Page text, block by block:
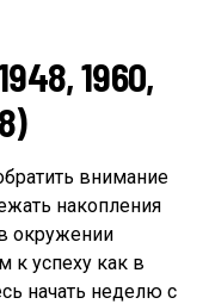
1960,
внимание
накопления
окружении
к успеху как в
начать неделю с